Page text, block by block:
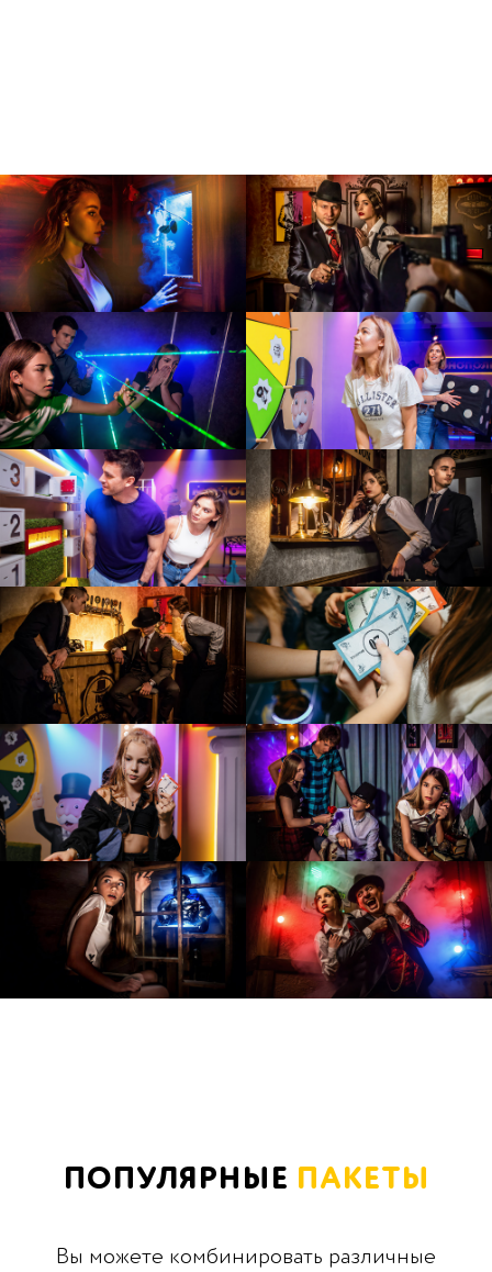
ПОПУЛЯРНЫЕ ПАКЕТЫ
Вы можете комбинировать различные